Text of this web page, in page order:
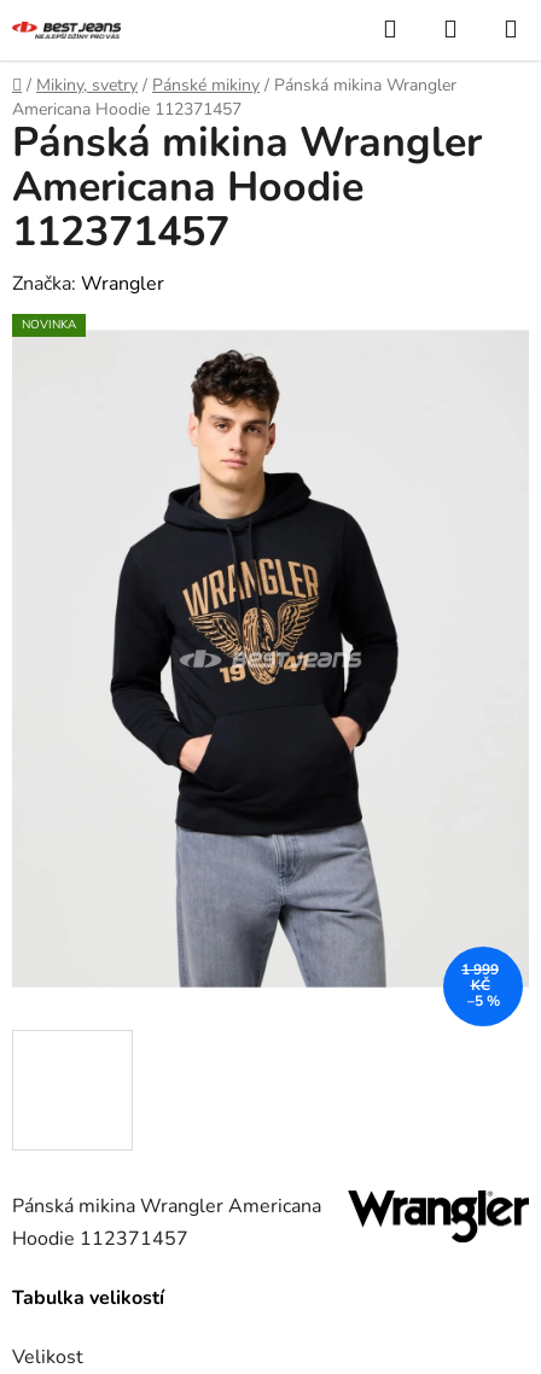
na
obsah
Hledat
KOŠÍK
Domů
/ Mikiny, svetry / Pánské mikiny / Pánská mikina Wrangler
Americana Hoodie 112371457
Pánská mikina Wrangler Americana
Hoodie 112371457
Tabulka velikostí
Velikost
Pánská mikina Wrangler
Americana Hoodie
112371457
Značka: Wrangler
NOVINKA
1 999
KČ
–5 %